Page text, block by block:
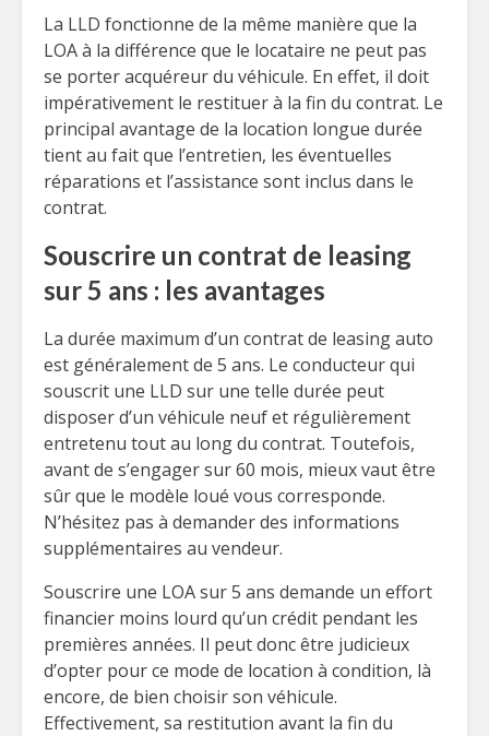
La LLD fonctionne de la même manière que la
LOA à la différence que le locataire ne peut pas
se porter acquéreur du véhicule. En effet, il doit
impérativement le restituer à la fin du contrat. Le
principal avantage de la location longue durée
tient au fait que l’entretien, les éventuelles
réparations et l’assistance sont inclus dans le
contrat.
Souscrire un contrat de leasing
sur 5 ans : les avantages
La durée maximum d’un contrat de leasing auto
est généralement de 5 ans. Le conducteur qui
souscrit une LLD sur une telle durée peut
disposer d’un véhicule neuf et régulièrement
entretenu tout au long du contrat. Toutefois,
avant de s’engager sur 60 mois, mieux vaut être
sûr que le modèle loué vous corresponde.
N’hésitez pas à demander des informations
supplémentaires au vendeur.
Souscrire une LOA sur 5 ans demande un effort
financier moins lourd qu’un crédit pendant les
premières années. Il peut donc être judicieux
d’opter pour ce mode de location à condition, là
encore, de bien choisir son véhicule.
Effectivement, sa restitution avant la fin du